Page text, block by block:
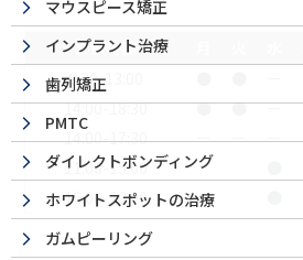
診療時間
9:30-13:00
14:00-18:30
● ● ー
14:00-17:30
ー ー ー
11:00-15:00
16:00-20:00
マウスピース矯正
インプラント治療
歯列矯正
PMTC
ダイレクトボンディング
ホワイトスポットの治療
ガムピーリング